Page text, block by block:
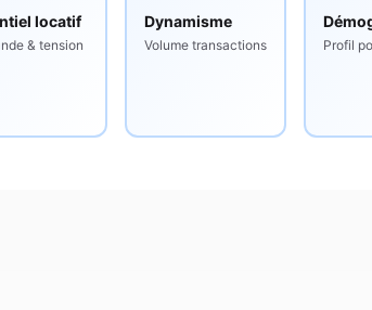
locatif
& tension
Dynamisme
Volume transactions Profil